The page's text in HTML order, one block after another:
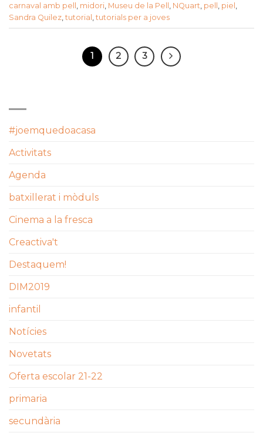
carnaval amb pell
midori Museu de la Pell NQuart pell piel
Sandra Quilez tutorial tutorials per a joves
1 2 3
#joemquedoacasa
Activitats
Agenda
batxillerat i mòduls
Cinema a la fresca
Creactiva't
Destaquem!
DIM2019
infantil
Notícies
Novetats
Oferta escolar 21-22
primaria
secundària